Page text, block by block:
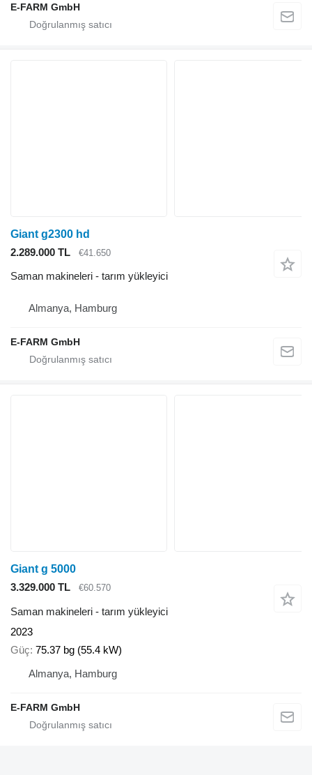
E-FARM GmbH
Giant g2300 hd
2.289.000 TL
€41.650
Saman makineleri - tarım yükleyici
Almanya, Hamburg
E-FARM GmbH
Giant g 5000
3.329.000 TL
€60.570
Saman makineleri - tarım yükleyici
2023
Güç 75.37 bg (55.4 kW)
Almanya, Hamburg
E-FARM GmbH